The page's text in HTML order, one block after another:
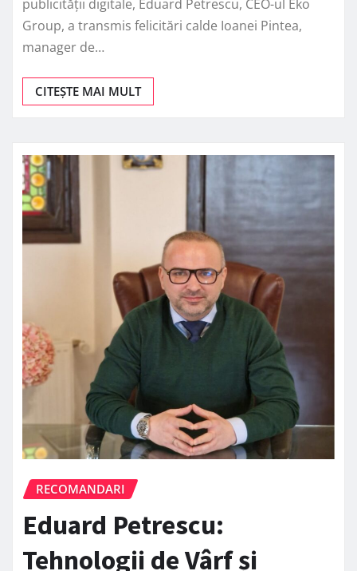
publicității digitale, Eduard Petrescu, CEO-ul Eko
Group, a transmis felicitări calde Ioanei Pintea,
manager de…
CITEȘTE MAI MULT
RECOMANDARI
Eduard Petrescu:
Tehnologii de Vârf și